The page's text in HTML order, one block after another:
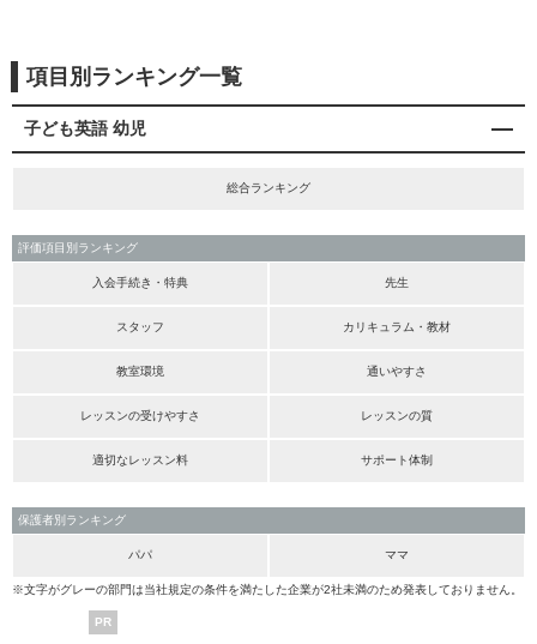
項目別ランキング一覧
子ども英語 幼児
総合ランキング
評価項目別ランキング
入会手続き・特典 先生
スタッフ カリキュラム・教材
教室環境 通いやすさ
レッスンの受けやすさ レッスンの質
適切なレッスン料 サポート体制
保護者別ランキング
パパ ママ
※文字がグレーの部門は当社規定の条件を満たした企業が2社未満のため発表しておりません。
PR